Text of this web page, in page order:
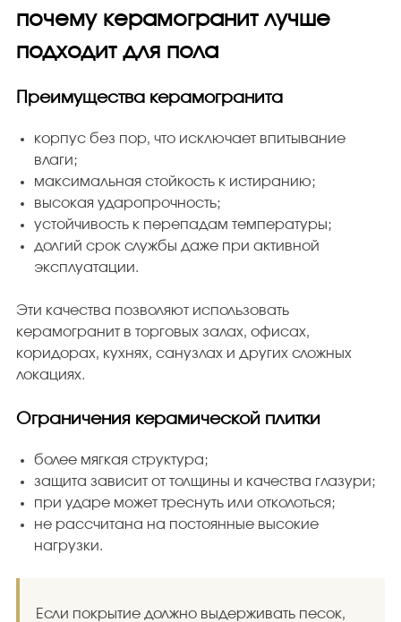
почему керамогранит лучше
подходит для пола
Преимущества керамогранита
корпус без пор, что исключает впитывание
влаги;
максимальная стойкость к истиранию;
высокая ударопрочность;
устойчивость к перепадам температуры;
долгий срок службы даже при активной
эксплуатации.
Эти качества позволяют использовать
керамогранит в торговых залах, офисах,
коридорах, кухнях, санузлах и других сложных
локациях.
Ограничения керамической плитки
более мягкая структура;
защита зависит от толщины и качества глазури;
при ударе может треснуть или отколоться;
не рассчитана на постоянные высокие
нагрузки.
Если покрытие должно выдерживать песок,